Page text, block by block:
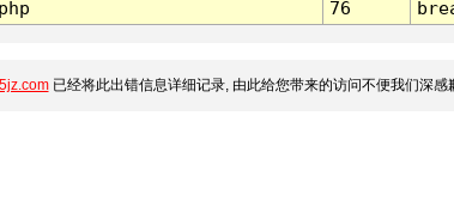
76
已经将此出错信息详细记录, 由此给您带来的访问不便我们深感